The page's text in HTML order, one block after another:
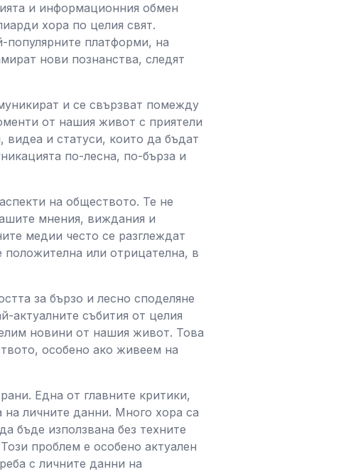
и информационния обмен
хора по целия свят.
популярните платформи, на
нови познанства, следят
и се свързват помежду
от нашия живот с приятели
и статуси, които да бъдат
по-лесна, по-бърза и
на обществото. Те не
мнения, виждания и
медии често се разглеждат
или отрицателна, в
за бързо и лесно споделяне
събития от целия
новини от нашия живот. Това
особено ако живеем на
Една от главните критики,
на личните данни. Много хора са
бъде използвана без техните
проблем е особено актуален
с личните данни на